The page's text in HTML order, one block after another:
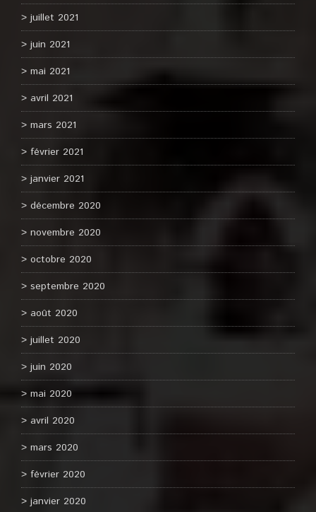
juillet 2021
juin 2021
mai 2021
avril 2021
mars 2021
février 2021
janvier 2021
décembre 2020
novembre 2020
octobre 2020
septembre 2020
août 2020
juillet 2020
juin 2020
mai 2020
avril 2020
mars 2020
février 2020
janvier 2020